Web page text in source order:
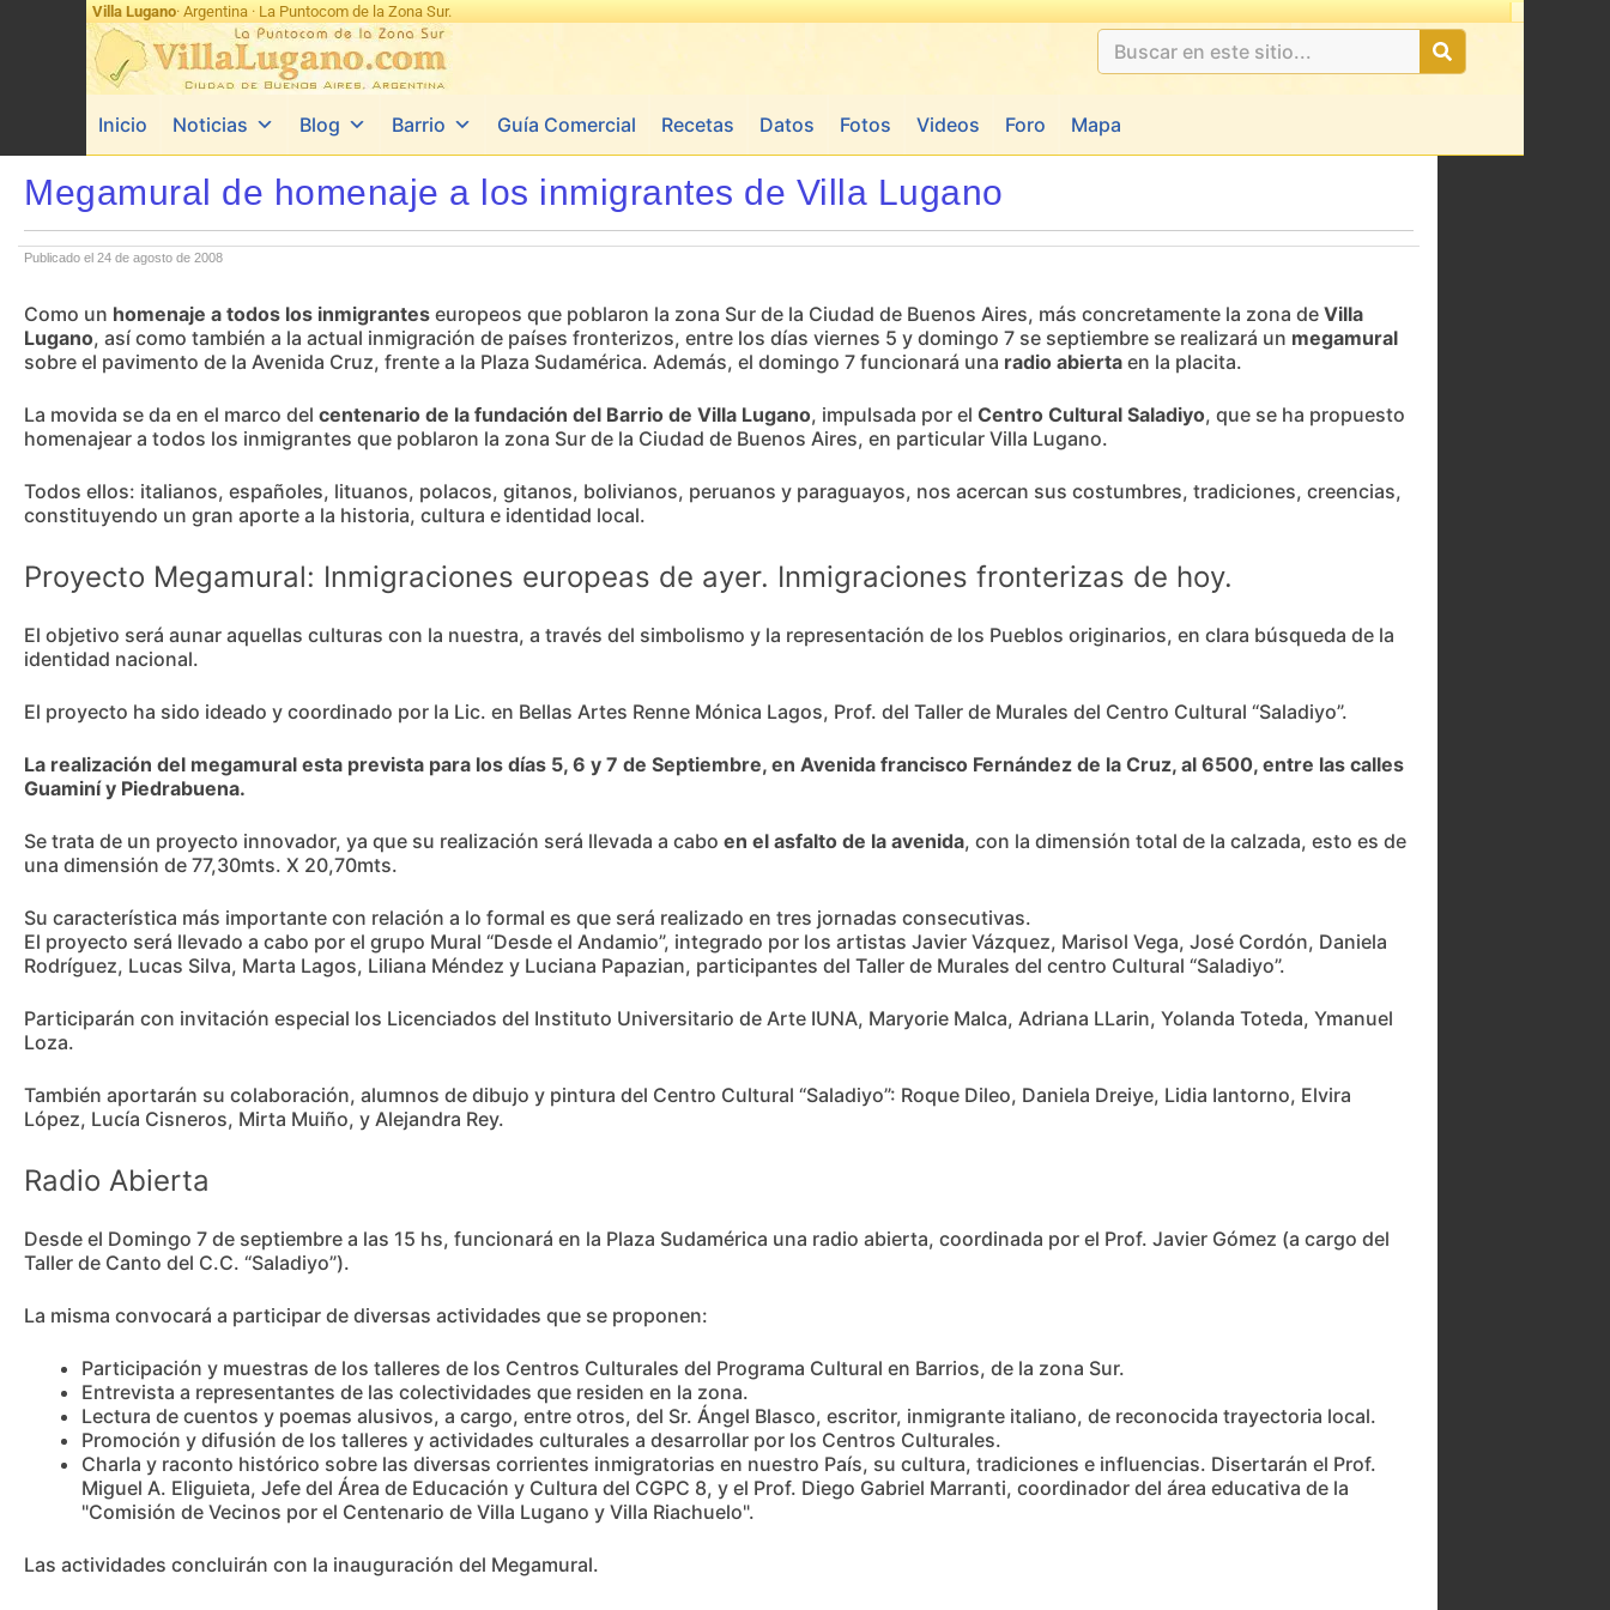
Villa Lugano· Argentina · La Puntocom de la Zona Sur.
Inicio Noticias Blog Barrio Guía Comercial Recetas Datos Fotos Videos Foro Mapa
Megamural de homenaje a los inmigrantes de Villa Lugano
Publicado el 24 de agosto de 2008
Como un homenaje a todos los inmigrantes europeos que poblaron la zona Sur de la Ciudad de Buenos Aires, más concretamente la zona de Villa
Lugano, así como también a la actual inmigración de países fronterizos, entre los días viernes 5 y domingo 7 se septiembre se realizará un megamural
sobre el pavimento de la Avenida Cruz, frente a la Plaza Sudamérica. Además, el domingo 7 funcionará una radio abierta en la placita.
La movida se da en el marco del centenario de la fundación del Barrio de Villa Lugano, impulsada por el Centro Cultural Saladiyo, que se ha propuesto
homenajear a todos los inmigrantes que poblaron la zona Sur de la Ciudad de Buenos Aires, en particular Villa Lugano.
Todos ellos: italianos, españoles, lituanos, polacos, gitanos, bolivianos, peruanos y paraguayos, nos acercan sus costumbres, tradiciones, creencias,
constituyendo un gran aporte a la historia, cultura e identidad local.
Proyecto Megamural: Inmigraciones europeas de ayer. Inmigraciones fronterizas de hoy.
El objetivo será aunar aquellas culturas con la nuestra, a través del simbolismo y la representación de los Pueblos originarios, en clara búsqueda de la
identidad nacional.
El proyecto ha sido ideado y coordinado por la Lic. en Bellas Artes Renne Mónica Lagos, Prof. del Taller de Murales del Centro Cultural “Saladiyo”.
La realización del megamural esta prevista para los días 5, 6 y 7 de Septiembre, en Avenida francisco Fernández de la Cruz, al 6500, entre las calles
Guaminí y Piedrabuena.
Se trata de un proyecto innovador, ya que su realización será llevada a cabo en el asfalto de la avenida, con la dimensión total de la calzada, esto es de
una dimensión de 77,30mts. X 20,70mts.
Su característica más importante con relación a lo formal es que será realizado en tres jornadas consecutivas.
El proyecto será llevado a cabo por el grupo Mural “Desde el Andamio”, integrado por los artistas Javier Vázquez, Marisol Vega, José Cordón, Daniela
Rodríguez, Lucas Silva, Marta Lagos, Liliana Méndez y Luciana Papazian, participantes del Taller de Murales del centro Cultural “Saladiyo”.
Participarán con invitación especial los Licenciados del Instituto Universitario de Arte IUNA, Maryorie Malca, Adriana LLarin, Yolanda Toteda, Ymanuel
Loza.
También aportarán su colaboración, alumnos de dibujo y pintura del Centro Cultural “Saladiyo”: Roque Dileo, Daniela Dreiye, Lidia Iantorno, Elvira
López, Lucía Cisneros, Mirta Muiño, y Alejandra Rey.
Radio Abierta
Desde el Domingo 7 de septiembre a las 15 hs, funcionará en la Plaza Sudamérica una radio abierta, coordinada por el Prof. Javier Gómez (a cargo del
Taller de Canto del C.C. “Saladiyo”).
La misma convocará a participar de diversas actividades que se proponen:
Participación y muestras de los talleres de los Centros Culturales del Programa Cultural en Barrios, de la zona Sur.
Entrevista a representantes de las colectividades que residen en la zona.
Lectura de cuentos y poemas alusivos, a cargo, entre otros, del Sr. Ángel Blasco, escritor, inmigrante italiano, de reconocida trayectoria local.
Promoción y difusión de los talleres y actividades culturales a desarrollar por los Centros Culturales.
Charla y raconto histórico sobre las diversas corrientes inmigratorias en nuestro País, su cultura, tradiciones e influencias. Disertarán el Prof.
Miguel A. Eliguieta, Jefe del Área de Educación y Cultura del CGPC 8, y el Prof. Diego Gabriel Marranti, coordinador del área educativa de la
"Comisión de Vecinos por el Centenario de Villa Lugano y Villa Riachuelo".
Las actividades concluirán con la inauguración del Megamural.